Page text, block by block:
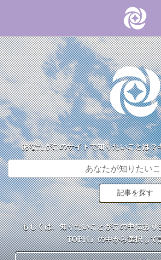
あなたがこのサイトで知りたいことは
もしくは、知りたいことがこの中にあ
TOP10』の中から選択して